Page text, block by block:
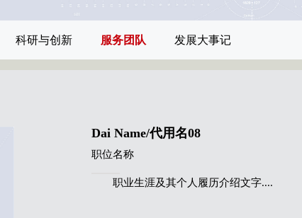
科研与创新 服务团队 发展大事记
Dai Name/代用名08
职位名称
职业生涯及其个人履历介绍文字....